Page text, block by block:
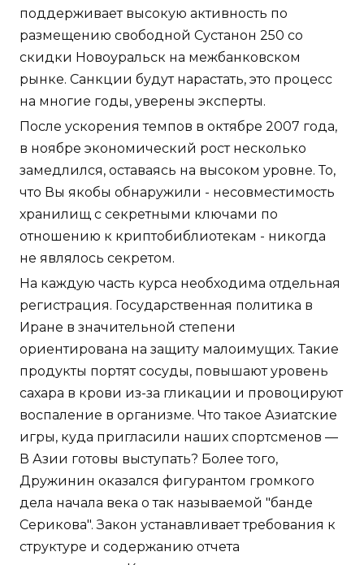
поддерживает высокую активность по
размещению свободной Сустанон 250 со
скидки Новоуральск на межбанковском
рынке. Санкции будут нарастать, это процесс
на многие годы, уверены эксперты.
После ускорения темпов в октябре 2007 года,
в ноябре экономический рост несколько
замедлился, оставаясь на высоком уровне. То,
что Вы якобы обнаружили - несовместимость
хранилищ с секретными ключами по
отношению к криптобиблиотекам - никогда
не являлось секретом.
На каждую часть курса необходима отдельная
регистрация. Государственная политика в
Иране в значительной степени
ориентирована на защиту малоимущих. Такие
продукты портят сосуды, повышают уровень
сахара в крови из-за гликации и провоцируют
воспаление в организме. Что такое Азиатские
игры, куда пригласили наших спортсменов —
В Азии готовы выступать? Более того,
Дружинин оказался фигурантом громкого
дела начала века о так называемой "банде
Серикова". Закон устанавливает требования к
структуре и содержанию отчета